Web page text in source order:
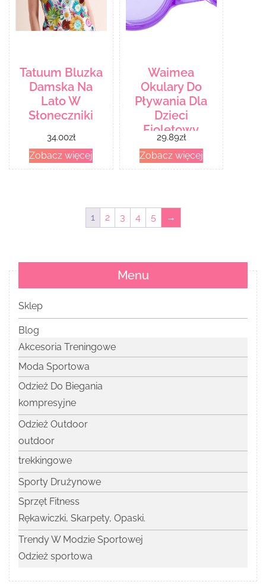
Tatuum Bluzka
Damska Na
Lato W
Słoneczniki
34.00zł
Zobacz więcej
Waimea
Okulary Do
Pływania Dla
Dzieci
Fioletowy
29.89zł
Zobacz więcej
1 2 3 4 5 →
Menu
Sklep
Blog
Akcesoria Treningowe
Moda Sportowa
Odzież Do Biegania
kompresyjne
Odzież Outdoor
outdoor
trekkingowe
Sporty Drużynowe
Sprzęt Fitness
Rękawiczki, Skarpety, Opaski.
Trendy W Modzie Sportowej
Odzież sportowa